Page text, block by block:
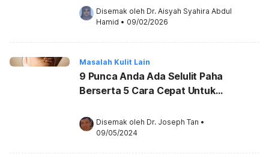
Disemak oleh Dr. Aisyah Syahira Abdul
Hamid • 09/02/2026
Masalah Kulit Lain
9 Punca Anda Ada Selulit Paha
Berserta 5 Cara Cepat Untuk
Disemak oleh Dr. Joseph Tan •
09/05/2024